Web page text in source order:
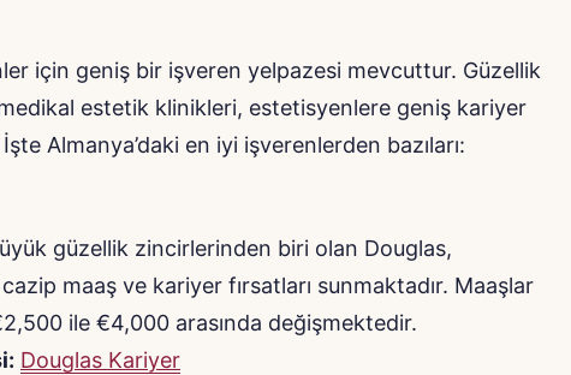
için geniş bir işveren yelpazesi mevcuttur. Güzellik
estetik klinikleri, estetisyenlere geniş kariyer
Almanya’daki en iyi işverenlerden bazıları:
güzellik zincirlerinden biri olan Douglas,
maaş ve kariyer fırsatları sunmaktadır. Maaşlar
ile €4,000 arasında değişmektedir.
Douglas Kariyer